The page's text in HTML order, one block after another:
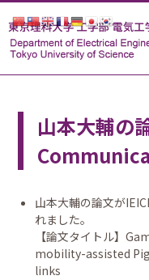
山本大輔の
山本大輔の論文が
れました。
【論文タイトル】
mobility-assisted
links